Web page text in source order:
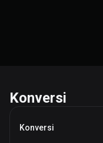
Konversi
Konversi